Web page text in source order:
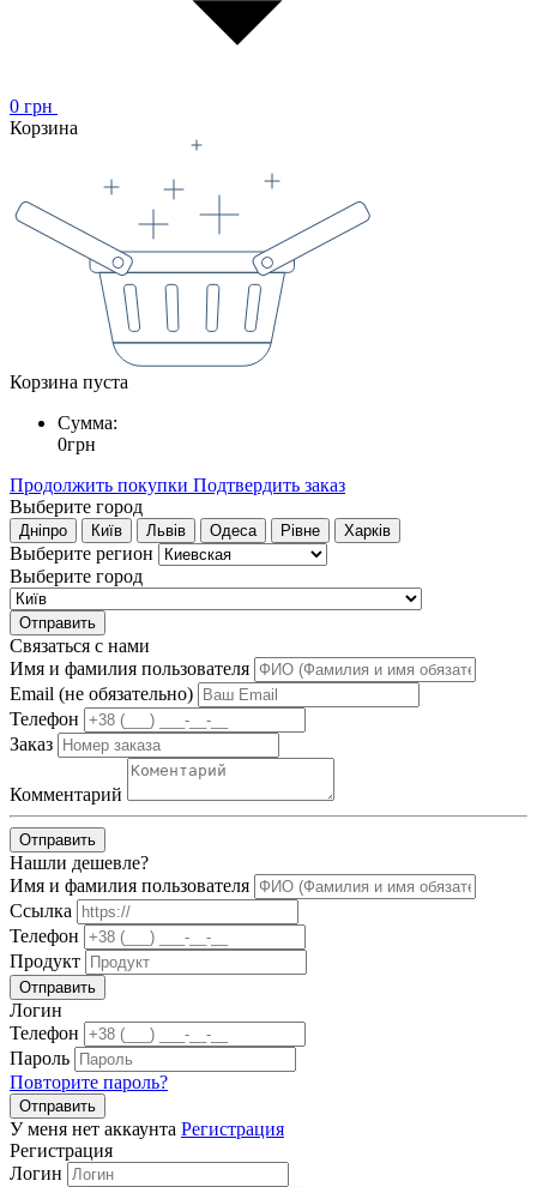
0 грн
Корзина
Корзина пуста
Сумма:
0грн
Продолжить покупки Подтвердить заказ
Выберите город
Дніпро Київ Львів Одеса Рівне Харків
Выберите регион
Выберите город
Отправить
Связаться с нами
Имя и фамилия пользователя
Email (не обязательно)
Телефон
Заказ
Комментарий
Отправить
Нашли дешевле?
Имя и фамилия пользователя
Ссылка
Телефон
Продукт
Отправить
Логин
Телефон
Пароль
Повторите пароль?
Отправить
У меня нет аккаунта Регистрация
Регистрация
Логин